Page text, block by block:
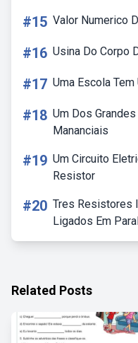
#15 Valor Numerico
#16 Usina Do Corpo
#17 Uma Escola
#18 Um Dos
Mananciais
#19 Um Circuito
Resistor
#20 Tres Resistores
Ligados Em
Related Posts